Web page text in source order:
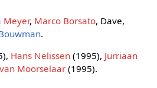
Meyer, Marco Borsato, Dave,
.
Hans Nelissen (1995), Jurriaan
Moorselaar(1995).